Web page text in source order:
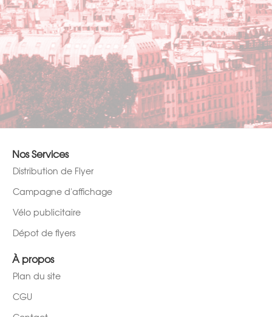
Nos Services
Distribution de Flyer
Campagne d'affichage
Vélo publicitaire
Dépot de flyers
À propos
Plan du site
CGU